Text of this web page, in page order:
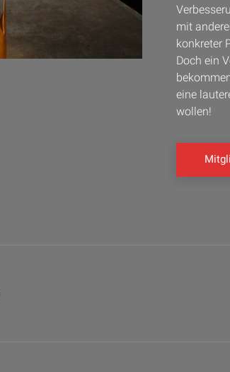
mit
konkreter
Doch ein
eine
wollen!